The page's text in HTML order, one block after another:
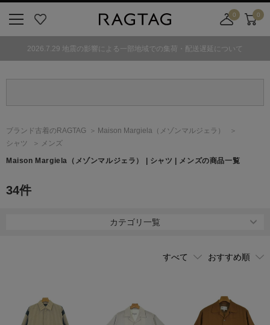
気
0
舗
カ
ト
0
2026.7.29 地震の影響による一部地域での集荷・配送遅延について
ブランド古着のRAGTAG Maison Margiela （メゾンマルジェラ）
シャツ
メンズ
Maison Margiela （メゾンマルジェラ） | シャツ | メンズの商品一覧
34件
カテゴリ一覧